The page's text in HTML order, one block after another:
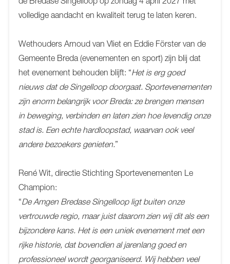
volledige aandacht en kwaliteit terug te laten keren.
Wethouders Arnoud van Vliet en Eddie Förster van de
Gemeente Breda (evenementen en sport) zijn blij dat
het evenement behouden blijft: “Het is erg goed
nieuws dat de Singelloop doorgaat. Sportevenementen
zijn enorm belangrijk voor Breda: ze brengen mensen
in beweging, verbinden en laten zien hoe levendig onze
stad is. Een echte hardloopstad, waarvan ook veel
andere bezoekers genieten.”
René Wit, directie Stichting Sportevenementen Le
Champion:
“De Amgen Bredase Singelloop ligt buiten onze
vertrouwde regio, maar juist daarom zien wij dit als een
bijzondere kans. Het is een uniek evenement met een
rijke historie, dat bovendien al jarenlang goed en
professioneel wordt georganiseerd. Wij hebben veel